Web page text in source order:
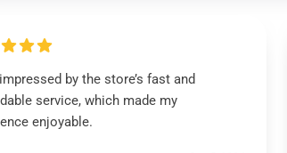
by the store’s fast and
service, which made my
enjoyable.